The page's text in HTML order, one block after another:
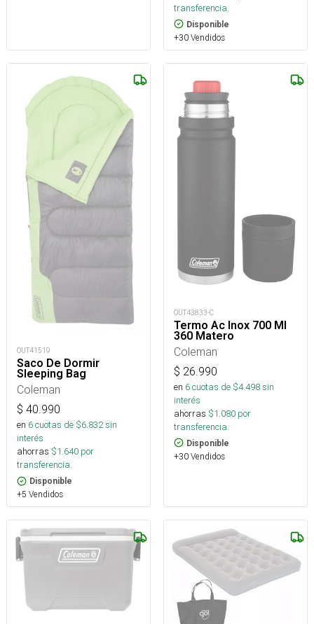
transferencia.
Disponible
+30 Vendidos
OUT41519
Saco De Dormir
Sleeping Bag
Coleman
$ 40.990
en 6cuotas de $6.832sin
interés
ahorras $1.640 por
transferencia.
Disponible
+5 Vendidos
OUT43833-C
Termo Ac Inox 700 Ml
360 Matero
Coleman
$ 26.990
en 6cuotas de $4.498sin
interés
ahorras $1.080 por
transferencia.
Disponible
+30 Vendidos